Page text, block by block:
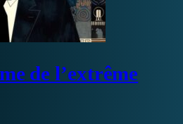
de l’extrême